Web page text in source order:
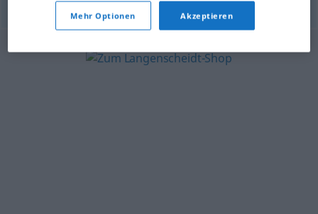
© OpenThesaurus-es
Mehr Optionen Akzeptieren